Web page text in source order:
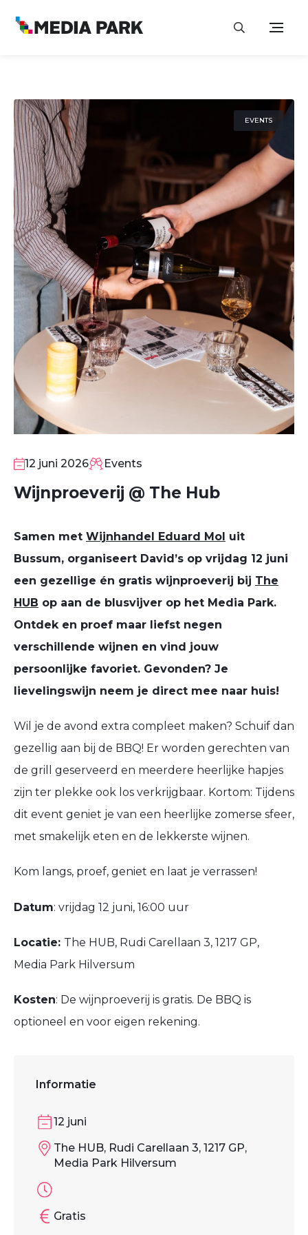
EVENTS
12
12 juni 2026 Events
Wijnproeverij @ The Hub
Samen met Wijnhandel Eduard Mol uit
Bussum, organiseert David’s op vrijdag 12 juni
een gezellige én gratis wijnproeverij bij The
HUB op aan de blusvijver op het Media Park.
Ontdek en proef maar liefst negen
verschillende wijnen en vind jouw
persoonlijke favoriet. Gevonden? Je
lievelingswijn neem je direct mee naar huis!
Wil je de avond extra compleet maken? Schuif dan
gezellig aan bij de BBQ! Er worden gerechten van
de grill geserveerd en meerdere heerlijke hapjes
zijn ter plekke ook los verkrijgbaar. Kortom: Tijdens
dit event geniet je van een heerlijke zomerse sfeer,
met smakelijk eten en de lekkerste wijnen.
Kom langs, proef, geniet en laat je verrassen!
Datum: vrijdag 12 juni, 16:00 uur
Locatie: The HUB, Rudi Carellaan 3, 1217 GP,
Media Park Hilversum
Kosten: De wijnproeverij is gratis. De BBQ is
optioneel en voor eigen rekening.
Informatie
12 juni
The HUB, Rudi Carellaan 3, 1217 GP,
Media Park Hilversum
Gratis